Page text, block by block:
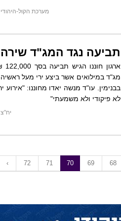
מערכת הקול-היהודי
תביעה נגד המג"ד שירה
מג"ד במילואים אשר ביצע ירי מעל
בבנימין. עו"ד מנשה יאדו מחוננו: "אירוע
לא פיקודי ולא משמעתי"
יח"צ
68
69
70
71
72
‹